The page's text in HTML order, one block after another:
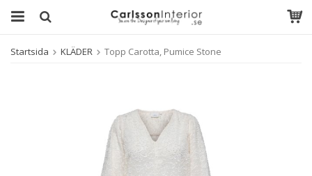
Startsida KLÄDER Topp Carotta, Pumice Stone